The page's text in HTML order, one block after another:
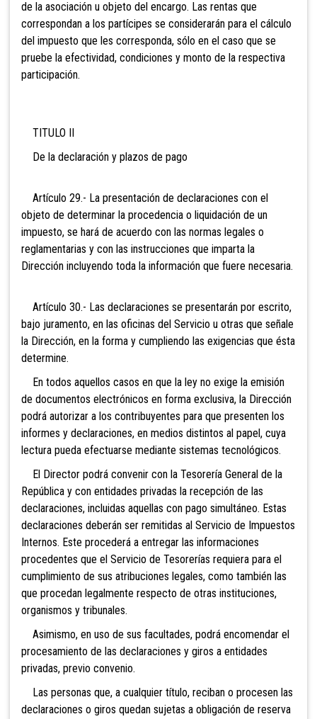
de la asociación u objeto del encargo. Las rentas que
correspondan a los partícipes se considerarán para el cálculo
del impuesto que les corresponda, sólo en el caso que se
pruebe la efectividad, condiciones y monto de la respectiva
participación.
TITULO II
De la declaración y plazos de pago
Artículo 29.- La presentación de declaraciones con el
objeto de determinar la procedencia o liquidación de un
impuesto, se hará de acuerdo con las normas legales o
reglamentarias y con las instrucciones que imparta la
Dirección incluyendo toda la información que fuere necesaria.
Artículo 30.- Las declaraciones se presentarán por escrito,
bajo juramento, en las oficinas del Servicio u otras que señale
la Dirección, en la forma y cumpliendo las exigencias que ésta
determine.
En todos aquel los casos en que la ley no exige la emisión
de documentos electrónicos en forma exclusiva, la Dirección
podrá autorizar a los contribuyentes para que presenten los
informes y declaraciones, en medios distintos al papel, cuya
lectura pueda efectuarse mediante sistemas tecnológicos.
El Director podrá convenir con la Tesorería General de la
República y con entidades privadas la recepción de las
declaraciones, incluidas aquellas con pago simultáneo. Estas
declaraciones deberán ser remitidas al Servicio de Impuestos
Internos. Este procederá a entregar las informaciones
procedentes que el Servicio de Tesorerías requiera para el
cumplimiento de sus atribuciones legales, como también las
que procedan legalmente respecto de otras instituciones,
organismos y tribunales.
Asimismo, en uso de sus facultades, podrá encomendar el
procesamiento de las declaraciones y giros a entidades
privadas, previo convenio.
Las personas que, a cualquier título, reciban o procesen las
declaraciones o giros quedan sujetas a obligación de reserva